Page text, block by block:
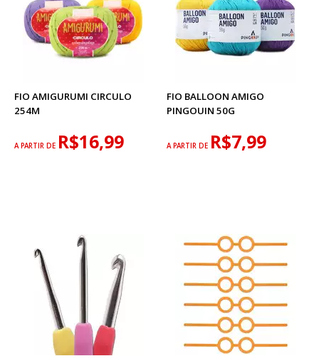
FIO AMIGURUMI CIRCULO
254M
A PARTIR DE R$16,99
FIO BALLOON AMIGO
PINGOUIN 50G
A PARTIR DE R$7,99